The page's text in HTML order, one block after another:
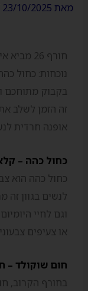
מאת 23/10/2025
חורף
נוכחות: כחול
בקבוק מתוחכם
זה הזמן לשלב
אופנה חרדית
כחול כהה –
כחול כהה הוא
לנשים בגוון
וגם לחיי
או צעיפים
חום שוקולד –
בחורף הקרוב,